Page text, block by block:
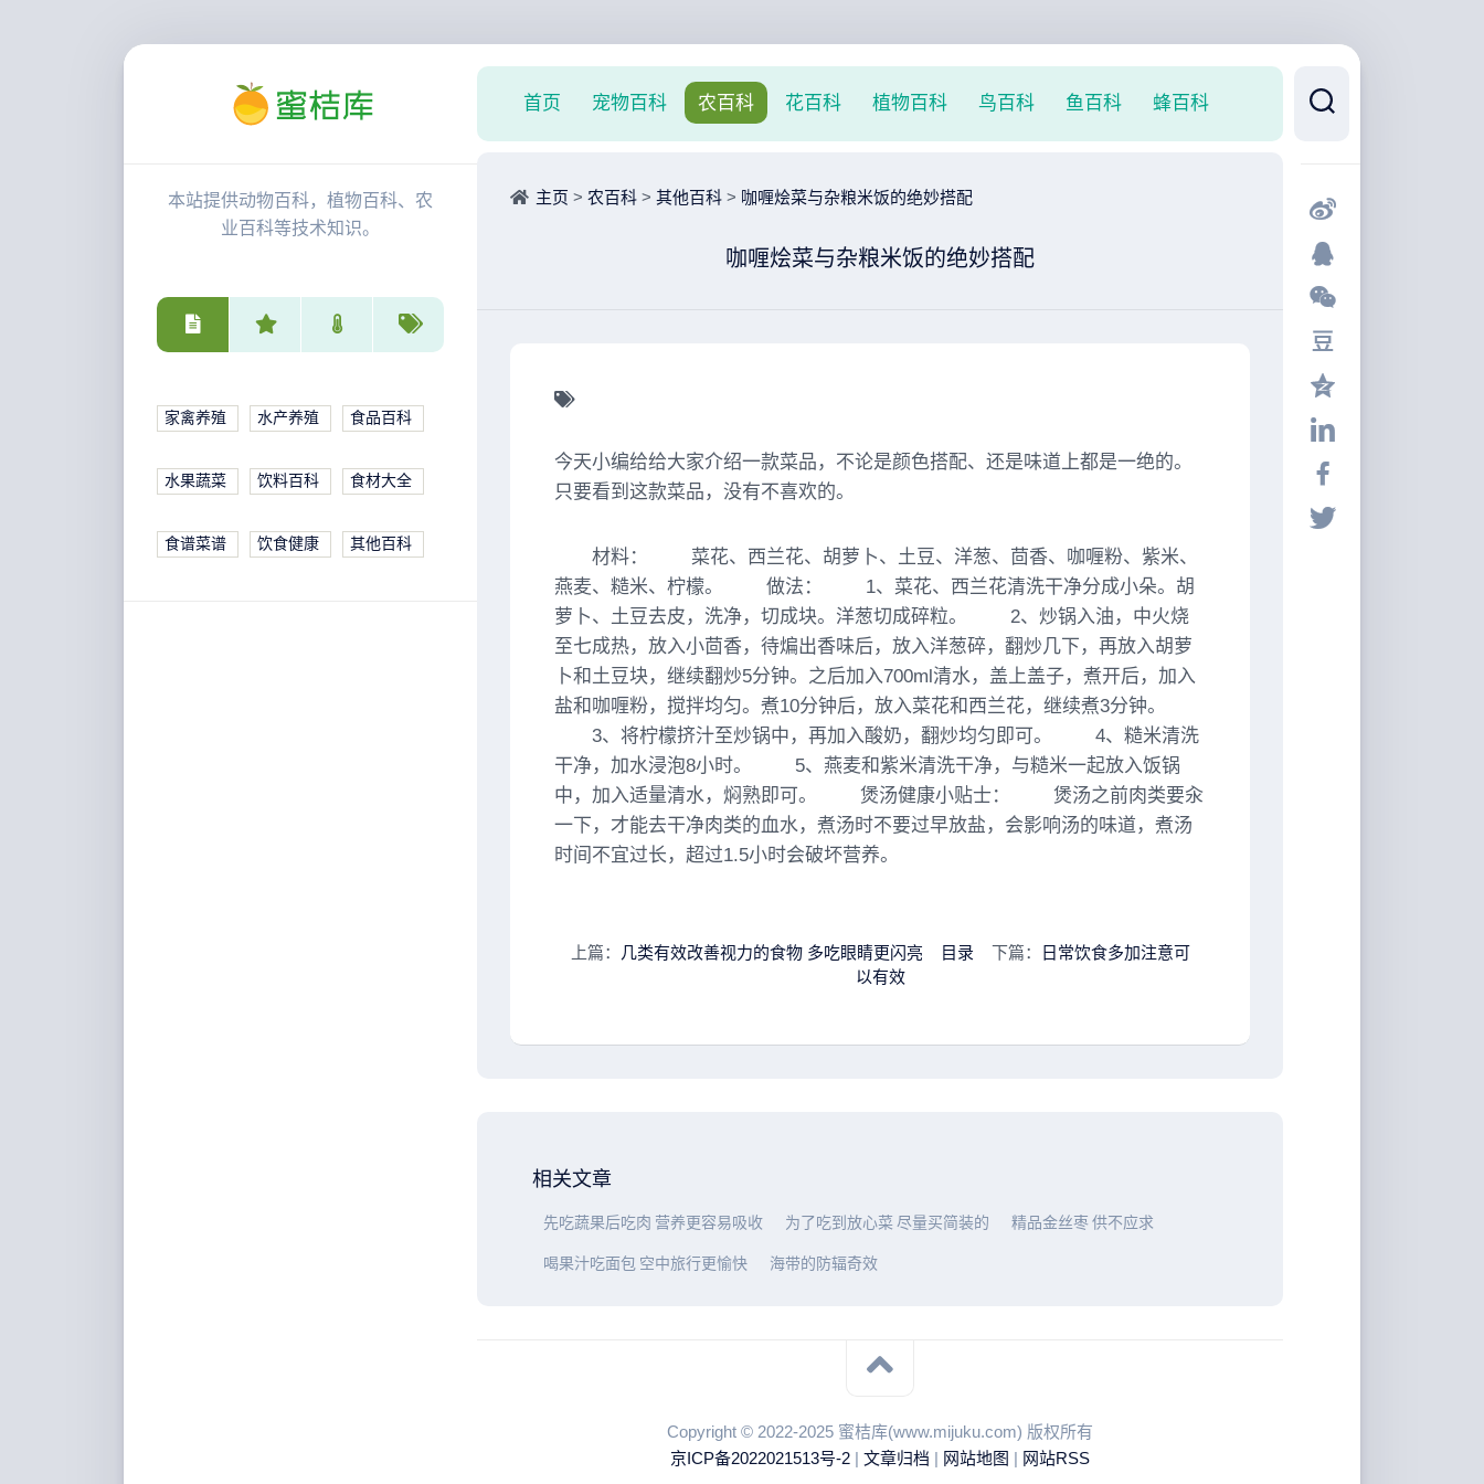
本站提供动物百科，植物百科、农
业百科等技术知识。
家禽养殖 水产养殖 食品百科
水果蔬菜 饮料百科 食材大全
食谱菜谱 饮食健康 其他百科
首页 宠物百科 农百科 花百科 植物百科 鸟百科 鱼百科 蜂百科
主页 > 农百科 > 其他百科 > 咖喱烩菜与杂粮米饭的绝妙搭配
咖喱烩菜与杂粮米饭的绝妙搭配
今天小编给给大家介绍一款菜品，不论是颜色搭配、还是味道上都是一绝的。
只要看到这款菜品，没有不喜欢的。
材料： 菜花、西兰花、胡萝卜、土豆、洋葱、茴香、咖喱粉、紫米、
燕麦、糙米、柠檬。 做法： 1、菜花、西兰花清洗干净分成小朵。胡
萝卜、土豆去皮，洗净，切成块。洋葱切成碎粒。 2、炒锅入油，中火烧
至七成热，放入小茴香，待煸出香味后，放入洋葱碎，翻炒几下，再放入胡萝
卜和土豆块，继续翻炒5分钟。之后加入700ml清水，盖上盖子，煮开后，加入
盐和咖喱粉，搅拌均匀。煮10分钟后，放入菜花和西兰花，继续煮3分钟。
3、将柠檬挤汁至炒锅中，再加入酸奶，翻炒均匀即可。 4、糙米清洗
干净，加水浸泡8小时。 5、燕麦和紫米清洗干净，与糙米一起放入饭锅
中，加入适量清水，焖熟即可。 煲汤健康小贴士： 煲汤之前肉类要汆
一下，才能去干净肉类的血水，煮汤时不要过早放盐，会影响汤的味道，煮汤
时间不宜过长，超过1.5小时会破坏营养。
上篇： 几类有效改善视力的食物 多吃眼睛更闪亮 目录 下篇：
日常饮食多加注意可
以有效
相关文章
先吃蔬果后吃肉 营养更容易吸收 为了吃到放心菜 尽量买简装的 精品金丝枣 供不应求
喝果汁吃面包 空中旅行更愉快 海带的防辐奇效
Copyright © 2022-2025 蜜桔库(www.mijuku.com) 版权所有
京ICP备2022021513号-2 | 文章归档 | 网站地图 | 网站RSS